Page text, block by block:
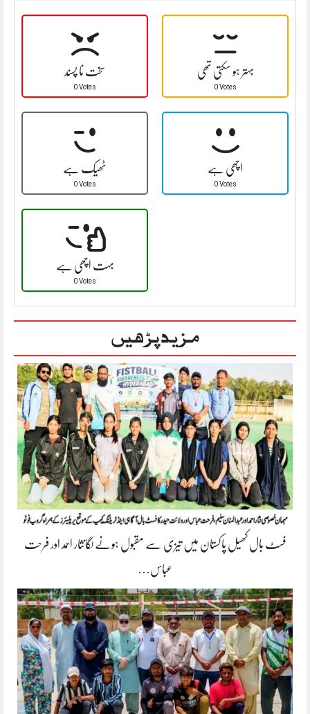
سخت نا پسند
0 Votes
بہتر ہو سکتی تھی
0 Votes
ٹھیک ہے
0 Votes
اچھی ہے
0 Votes
بہت اچھی ہے
0 Votes
مزید پڑھیں
فسٹ بال کھیل پاکستان میں تیزی سے مقبول ہونے لگانثار احمد اور فرحت
عباس…